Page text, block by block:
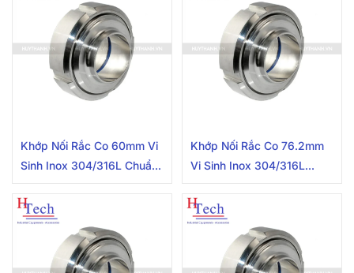
Khớp Nối Rắc Co 60mm Vi
Sinh Inox 304/316L Chuẩn
Khớp Nối Rắc Co 76.2mm
Vi Sinh Inox 304/316L